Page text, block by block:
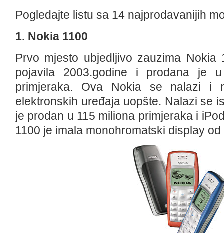
Pogledajte listu sa 14 najprodavanijih
1. Nokia 1100
Prvo mjesto ubjedljivo zauzima
pojavila 2003.godine i prodana je
primjeraka. Ova Nokia se nalazi i
elektronskih uređaja uopšte. Nalazi se
je prodan u 115 miliona primjeraka i
1100 je imala monohromatski display